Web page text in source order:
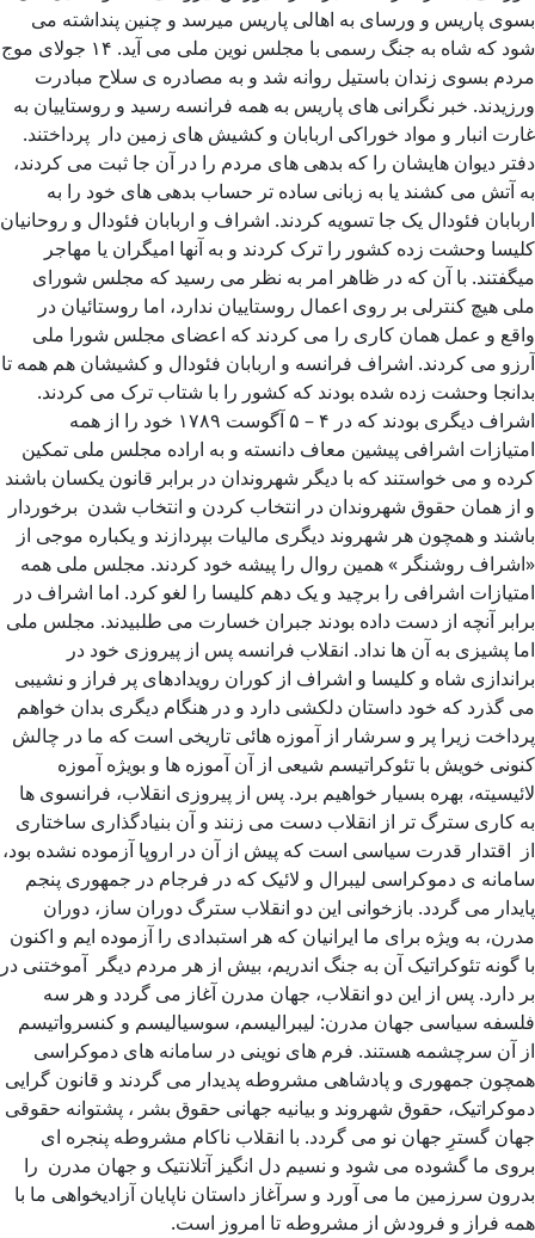
بسوی پاریس و ورسای به اهالی پاریس میرسد و چنین پنداشته می
شود که شاه به جنگ رسمی با مجلس نوین ملی می آید. ۱۴ جولای موج
مردم بسوی زندان باستیل روانه شد و به مصادره ی سلاح مبادرت
ورزیدند. خبر نگرانی های پاریس به همه فرانسه رسید و روستاییان به
غارت انبار و مواد خوراکی اربابان و کشیش های زمین دار پرداختند.
دفتر دیوان هایشان را که بدهی های مردم را در آن جا ثبت می کردند،
به آتش می کشند یا به زبانی ساده تر حساب بدهی های خود را به
اربابان فئودال یک جا تسویه کردند. اشراف و اربابان فئودال و روحانیان
کلیسا وحشت زده کشور را ترک کردند و به آنها امیگران یا مهاجر
میگفتند. با آن که در ظاهر امر به نظر می رسید که مجلس شورای
ملی هیچ کنترلی بر روی اعمال روستاییان ندارد، اما روستائیان در
واقع و عمل همان کاری را می کردند که اعضای مجلس شورا ملی
آرزو می کردند. اشراف فرانسه و اربابان فئودال و کشیشان هم همه تا
بدانجا وحشت زده شده بودند که کشور را با شتاب ترک می کردند.
اشراف دیگری بودند که در ۴ – ۵ آگوست ۱۷۸۹ خود را از همه
امتیازات اشرافی پیشین معاف دانسته و به اراده مجلس ملی تمکین
کرده و می خواستند که با دیگر شهروندان در برابر قانون یکسان باشند
و از همان حقوق شهروندان در انتخاب کردن و انتخاب شدن برخوردار
باشند و همچون هر شهروند دیگری مالیات بپردازند و یکباره موجی از
«اشراف روشنگر » همین روال را پیشه خود کردند. مجلس ملی همه
امتیازات اشرافی را برچید و یک دهم کلیسا را لغو کرد. اما اشراف در
برابر آنچه از دست داده بودند جبران خسارت می طلبیدند. مجلس ملی
اما پشیزی به آن ها نداد. انقلاب فرانسه پس از پیروزی خود در
براندازی شاه و کلیسا و اشراف از کوران رویدادهای پر فراز و نشیبی
می گذرد که خود داستان دلکشی دارد و در هنگام دیگری بدان خواهم
پرداخت زیرا پر و سرشار از آموزه هائی تاریخی است که ما در چالش
کنونی خویش با تئوکراتیسم شیعی از آن آموزه ها و بویژه آموزه
لائیسیته، بهره بسیار خواهیم برد. پس از پیروزی انقلاب، فرانسوی ها
به کاری سترگ تر از انقلاب دست می زنند و آن بنیادگذاری ساختاری
از اقتدار قدرت سیاسی است که پیش از آن در اروپا آزموده نشده بود،
سامانه ی دموکراسی لیبرال و لائیک که در فرجام در جمهوری پنجم
پایدار می گردد. بازخوانی این دو انقلاب سترگ دوران ساز، دوران
مدرن، به ویژه برای ما ایرانیان که هر استبدادی را آزموده ایم و اکنون
با گونه تئوکراتیک آن به جنگ اندریم، بیش از هر مردم دیگر آموختنی در
بر دارد. پس از این دو انقلاب، جهان مدرن آغاز می گردد و هر سه
فلسفه سیاسی جهان مدرن: لیبرالیسم، سوسیالیسم و کنسرواتیسم
از آن سرچشمه هستند. فرم های نوینی در سامانه های دموکراسی
همچون جمهوری و پادشاهی مشروطه پدیدار می گردند و قانون گرایی
دموکراتیک، حقوق شهروند و بیانیه جهانی حقوق بشر ، پشتوانه حقوقی
جهان گسترِ جهان نو می گردد. با انقلاب ناکام مشروطه پنجره ای
بروی ما گشوده می شود و نسیم دل انگیز آتلانتیک و جهان مدرن را
بدرون سرزمین ما می آورد و سرآغاز داستان ناپایان آزادیخواهی ما با
همه فراز و فرودش از مشروطه تا امروز است.